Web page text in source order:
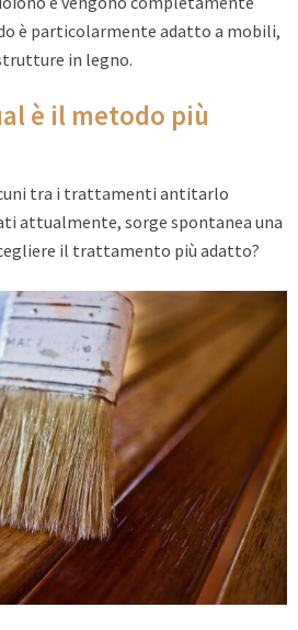
è particolarmente adatto a mobili,
in legno.
è il metodo più
tra i trattamenti antitarlo
attualmente, sorge spontanea una
il trattamento più adatto?